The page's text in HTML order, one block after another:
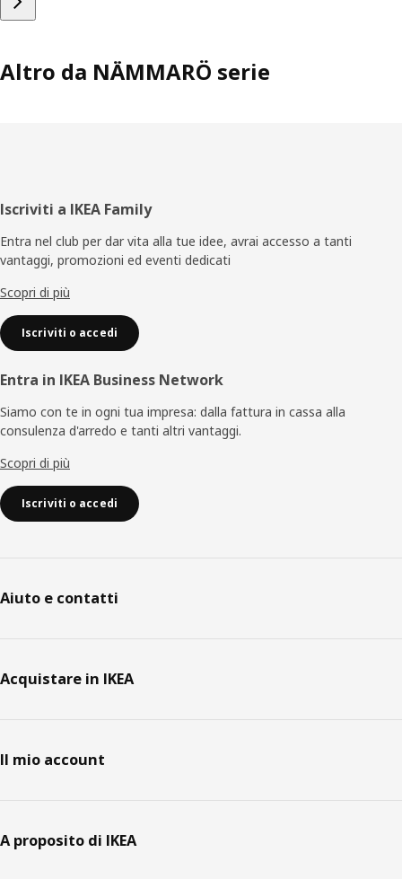
Altro da NÄMMARÖ serie
Piè
di
pagina
Iscriviti a IKEA Family
Entra nel club per dar vita alla tue idee, avrai accesso a tanti
vantaggi, promozioni ed eventi dedicati
Scopri di più
Iscriviti o accedi
Entra in IKEA Business Network
Siamo con te in ogni tua impresa: dalla fattura in cassa alla
consulenza d'arredo e tanti altri vantaggi.
Scopri di più
Iscriviti o accedi
Aiuto e contatti
Acquistare in IKEA
Il mio account
A proposito di IKEA